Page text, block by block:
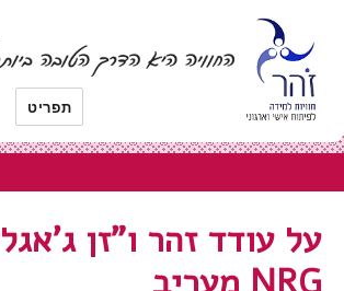
תפריט
על עודד זהר ו"זן